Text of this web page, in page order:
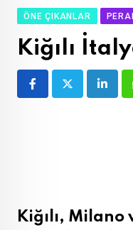
ÖNE ÇIKANLAR
Kiğılı
Kiğılı,